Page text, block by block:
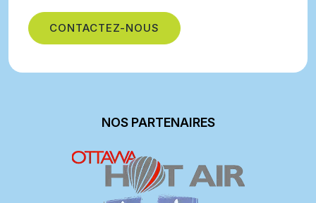
CONTACTEZ-NOUS
NOS PARTENAIRES